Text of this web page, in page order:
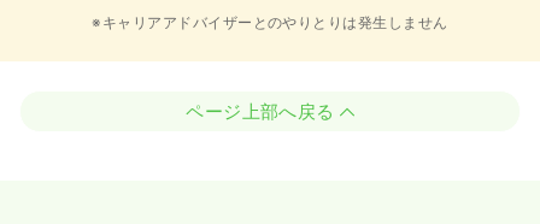
※キャリアアドバイザーとのやりとりは発生しません
ページ上部へ戻る